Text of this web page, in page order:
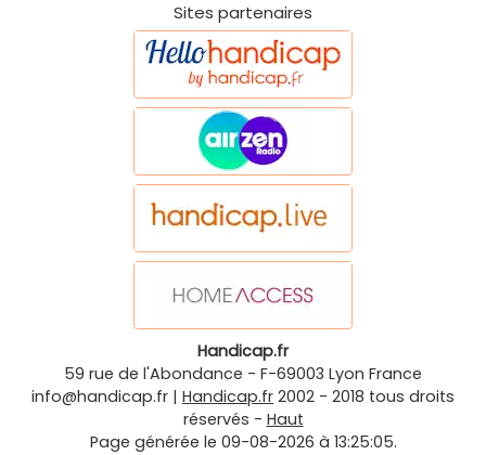
Sites partenaires
Handicap.fr
59 rue de l'Abondance - F-69003 Lyon France
info@handicap.fr | Handicap.fr 2002 - 2018 tous droits
réservés - Haut
Page générée le 09-08-2026 à 13:25:05.